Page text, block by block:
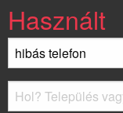
Használt